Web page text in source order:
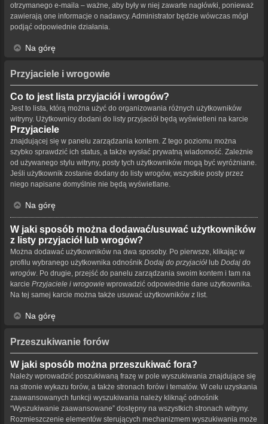
otrzymanego e-maila – ważne, aby były w niej zawarte nagłówki, ponieważ
zawierają one informacje o nadawcy. Administrator będzie wówczas mógł
podjąć odpowiednie działania.
Na górę
Przyjaciele i wrogowie
Co to jest lista przyjaciół i wrogów?
Jest to lista, którą można użyć do organizowania różnych użytkowników
witryny. Użytkownicy dodani do listy przyjaciół będą wyświetleni na karcie
Przyjaciele
znajdującej się w panelu zarządzania kontem. Z tego poziomu można
szybko sprawdzić ich status, a także wysłać prywatną wiadomość. Zależnie
od używanego stylu witryny, posty tych użytkowników mogą być wyróżniane.
Jeśli użytkownik zostanie dodany do listy wrogów, wszystkie posty przez
niego napisane domyślnie nie będą wyświetlane.
Na górę
W jaki sposób można dodawać/usuwać użytkowników
z listy przyjaciół lub wrogów?
Można dodawać użytkowników na dwa sposoby. Po pierwsze, klikając w
profilu wybranego użytkownika odnośnik Dodaj do przyjaciół lub Dodaj do
wrogów . Po drugie, przejść do panelu zarządzania swoim kontem i tam na
karcie Przyjaciele i wrogowie wprowadzić odpowiednie dane użytkownika.
Na tej samej karcie można także usuwać użytkowników z list.
Na górę
Przeszukiwanie forów
W jaki sposób można przeszukiwać fora?
Należy wprowadzić poszukiwaną frazę w pole wyszukiwania znajdujące się
na stronie wykazu forów, a także stronach forów i tematów. W celu uzyskania
zaawansowanych funkcji wyszukiwania należy kliknąć odnośnik
“Wyszukiwanie zaawansowane” dostępny na wszystkich stronach witryny.
Rozmieszczenie elementów sterujących mechanizmem wyszukiwania może